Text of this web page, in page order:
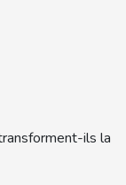
ils la